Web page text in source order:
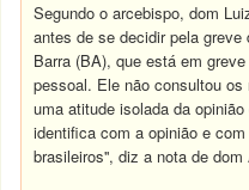
Segundo o arcebispo, dom
antes de se decidir pela
Barra (BA), que está em
pessoal. Ele não consultou
uma atitude isolada da
identifica com a opinião e
brasileiros'', diz a nota de